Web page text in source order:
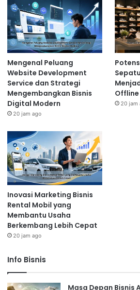
Mengenal Peluang
Website Development
Service dan Strategi
Mengembangkan Bisnis
Digital Modern
20 jam ago
20 jam
Inovasi Marketing Bisnis
Rental Mobil yang
Membantu Usaha
Berkembang Lebih Cepat
20 jam ago
Info Bisnis
Masa Depan Bisnis